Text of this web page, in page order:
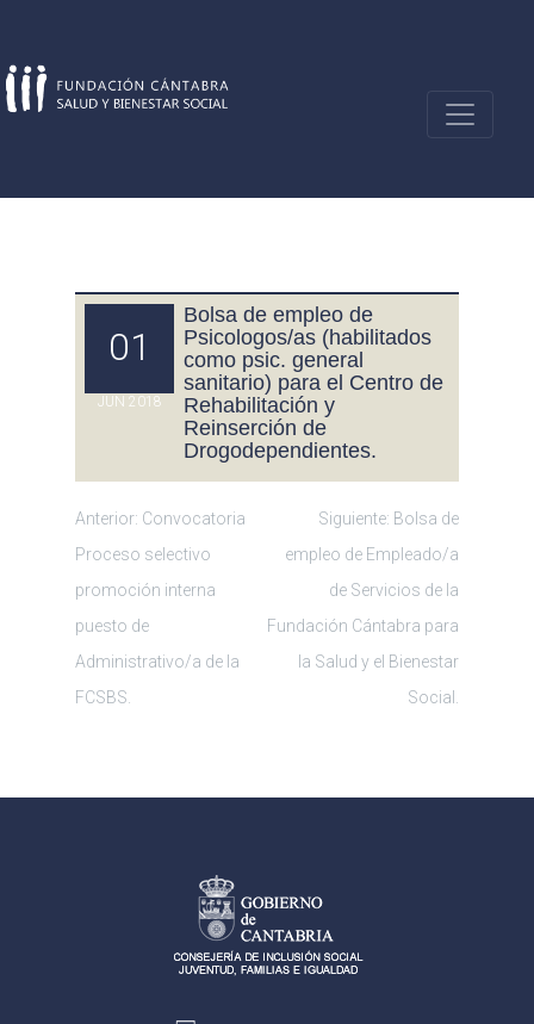
content
01
JUN 2018
Bolsa de empleo de
Psicologos/as (habilitados
como psic. general
sanitario) para el Centro de
Rehabilitación y
Reinserción de
Drogodependientes.
Navegación
de
entradas
Anterior: Convocatoria
Proceso selectivo
promoción interna
puesto de
Administrativo/a de la
FCSBS.
Siguiente: Bolsa de
empleo de Empleado/a
de Servicios de la
Fundación Cántabra para
la Salud y el Bienestar
Social.